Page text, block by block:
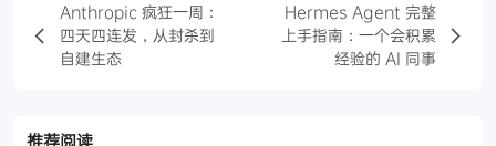
Anthropic 疯狂一周：
四天四连发，从封杀到
自建生态
Hermes Agent 完整
上手指南：一个会积累
经验的 AI 同事
推荐阅读